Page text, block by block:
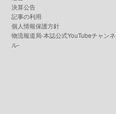
決算公告
記事の利用
個人情報保護方針
物流報道局-本誌公式YouTubeチャンネ
ル-